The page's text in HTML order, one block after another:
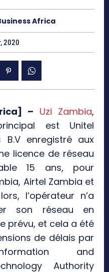
Africa
2020
– Uzi Zambia,
est Unitel
B.V enregistré aux
licence de réseau
15 ans, pour
Airtel Zambia et
l’opérateur n’a
son réseau en
prévu, et cela a été
de délais par
and
Authority